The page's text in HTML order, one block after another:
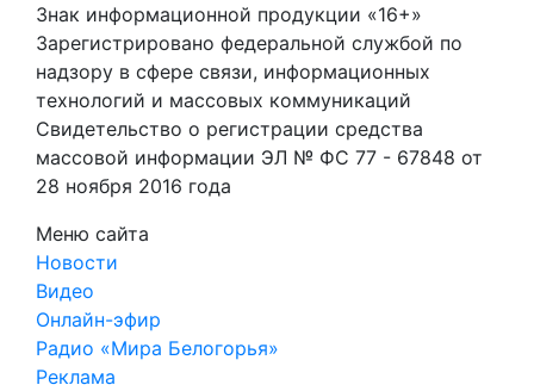
Знак информационной продукции «16+»
Зарегистрировано федеральной службой по
надзору в сфере связи, информационных
технологий и массовых коммуникаций
Свидетельство о регистрации средства
массовой информации ЭЛ № ФС 77 - 67848 от
28 ноября 2016 года
Меню сайта
Новости
Видео
Онлайн-эфир
Радио «Мира Белогорья»
Реклама